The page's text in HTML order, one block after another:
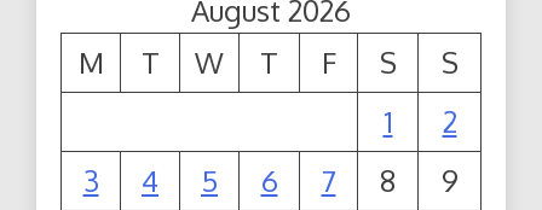
August 2026
M
T W T F S
S
1
2
3
4 5 6 7 8
9